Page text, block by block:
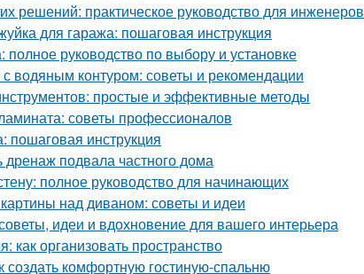
решений: практическое руководство для инженеров
для гаража: пошаговая инструкция
полное руководство по выбору и установке
водяным контуром: советы и рекомендации
простые и эффективные методы
советы профессионалов
пошаговая инструкция
дренаж подвала частного дома
полное руководство для начинающих
над диваном: советы и идеи
идеи и вдохновение для вашего интерьера
как организовать пространство
комфортную гостиную-спальню